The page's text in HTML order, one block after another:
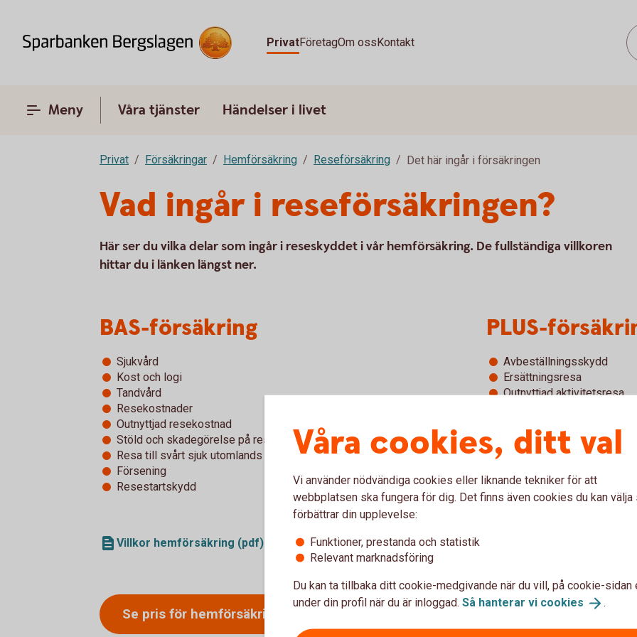
PrivatFöretagOm ossKontakt
Meny Våra tjänster Händelser i livet
Privat Försäkringar Hemförsäkring Reseförsäkring Det här ingår i försäkringen
Vad ingår i reseförsäkringen?
Här ser du vilka delar som ingår i reseskyddet i vår hemförsäkring. De fullständiga villkoren
hittar du i länken längst ner.
BAS-försäkring
Sjukvård
Kost och logi
Tandvård
Resekostnader
Outnyttjad resekostnad
Stöld och skadegörelse på resgods
Resa till svårt sjuk utomlands
Försening
Resestartskydd
PLUS-
Avbeställningsskydd
Ersättningsresa
Outnyttjad aktivitetsresa
Villkor hemförsäkring (pdf)
Se pris för hemförsäkringen
Våra cookies, ditt val
Vi använder nödvändiga cookies eller liknande tekniker för att
webbplatsen ska fungera för dig. Det finns även cookies du kan välja
förbättrar din upplevelse:
Funktioner, prestanda och statistik
Relevant marknadsföring
Du kan ta tillbaka ditt cookie-medgivande när du vill, på cookie-sidan
under din profil när du är inloggad. Så hanterar vi cookies .